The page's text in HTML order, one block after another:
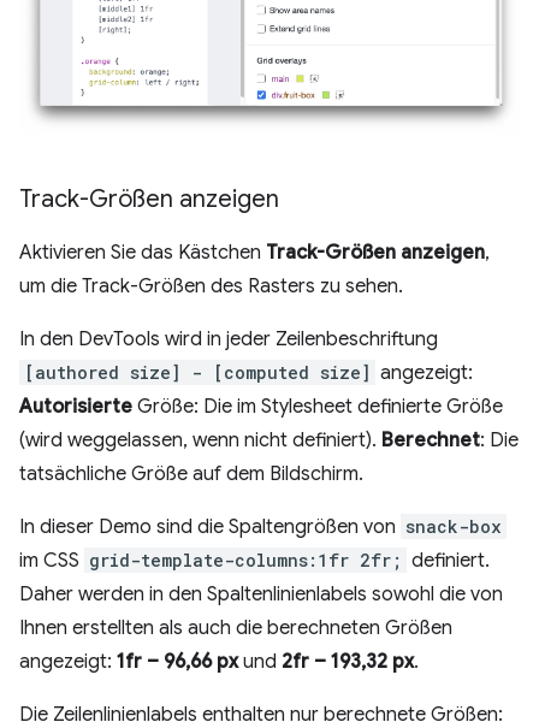
Track-Größen anzeigen
Aktivieren Sie das Kästchen Track-Größen anzeigen,
um die Track-Größen des Rasters zu sehen.
In den DevTools wird in jeder Zeilenbeschriftung
[authored size] - [computed size] angezeigt:
Autorisierte Größe: Die im Stylesheet definierte Größe
(wird weggelassen, wenn nicht definiert). Berechnet: Die
tatsächliche Größe auf dem Bildschirm.
In dieser Demo sind die Spaltengrößen von snack-box
im CSS grid-template-columns:1fr 2fr; definiert.
Daher werden in den Spaltenlinienlabels sowohl die von
Ihnen erstellten als auch die berechneten Größen
angezeigt: 1fr – 96,66 pxund 2fr – 193,32 px.
Die Zeilenlinienlabels enthalten nur berechnete Größen: